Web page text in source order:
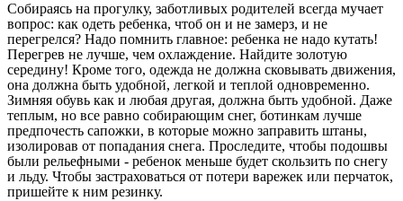
Собираясь на прогулку, заботливых родителей всегда мучает
вопрос: как одеть ребенка, чтоб он и не замерз, и не
перегрелся? Надо помнить главное: ребенка не надо кутать!
Перегрев не лучше, чем охлаждение. Найдите золотую
середину! Кроме того, одежда не должна сковывать движения,
она должна быть удобной, легкой и теплой одновременно.
Зимняя обувь как и любая другая, должна быть удобной. Даже
теплым, но все равно собирающим снег, ботинкам лучше
предпочесть сапожки, в которые можно заправить штаны,
изолировав от попадания снега. Проследите, чтобы подошвы
были рельефными - ребенок меньше будет скользить по снегу
и льду. Чтобы застраховаться от потери варежек или перчаток,
пришейте к ним резинку.